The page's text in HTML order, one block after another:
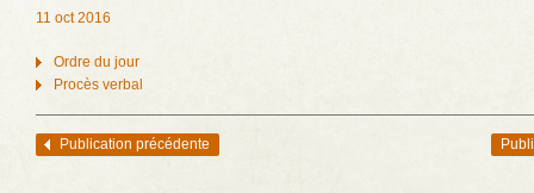
11 oct 2016
Ordre du jour
Procès verbal
Navigation des articles
Publication précédente